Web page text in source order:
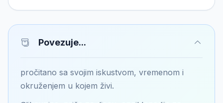
Povezuje...
pročitano sa svojim iskustvom, vremenom i
okruženjem u kojem živi.